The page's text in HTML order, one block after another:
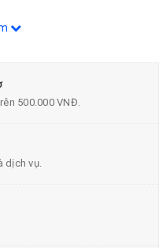
500.000 VNĐ.
dịch vụ.